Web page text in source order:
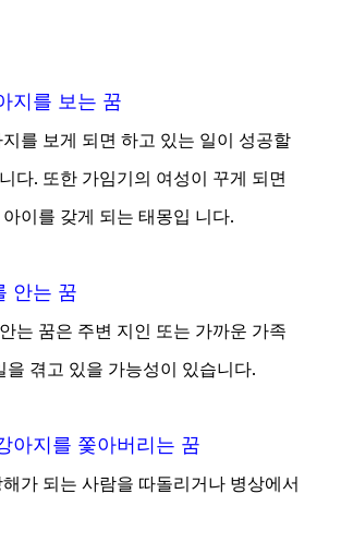
지를 보는 꿈
를 보게 되면 하고 있는 일이 성공할
다. 또한 가임기의 여성이 꾸게 되면
이를 갖게 되는 태몽입 니다.
안는 꿈
는 꿈은 주변 지인 또는 가까운 가족
을 겪고 있을 가능성이 있습니다.
아지를 쫓아버리는 꿈
가 되는 사람을 따돌리거나 병상에서